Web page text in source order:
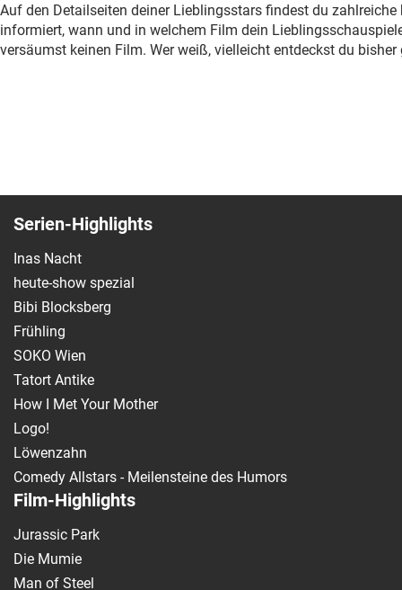
Auf den Detailseiten deiner Lieblingsstars findest du
informiert, wann und in welchem Film dein
versäumst keinen Film. Wer weiß, vielleicht entdeckst du
Serien-Highlights
Inas Nacht
heute-show spezial
Bibi Blocksberg
Frühling
SOKO Wien
Tatort Antike
How I Met Your Mother
Logo!
Löwenzahn
Comedy Allstars - Meilensteine des Humors
Film-Highlights
Jurassic Park
Die Mumie
Man of Steel